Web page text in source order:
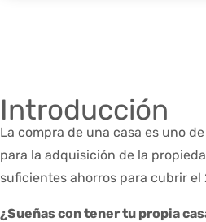
Introducción
La compra de una casa es uno
para la adquisición de la
suficientes ahorros para cubrir el
¿Sueñas con tener tu propia